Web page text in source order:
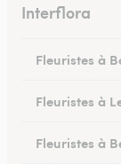
Interflora
Fleuristes à
Fleuristes à
Fleuristes à